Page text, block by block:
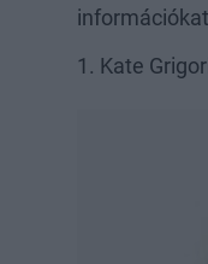
1. Kate